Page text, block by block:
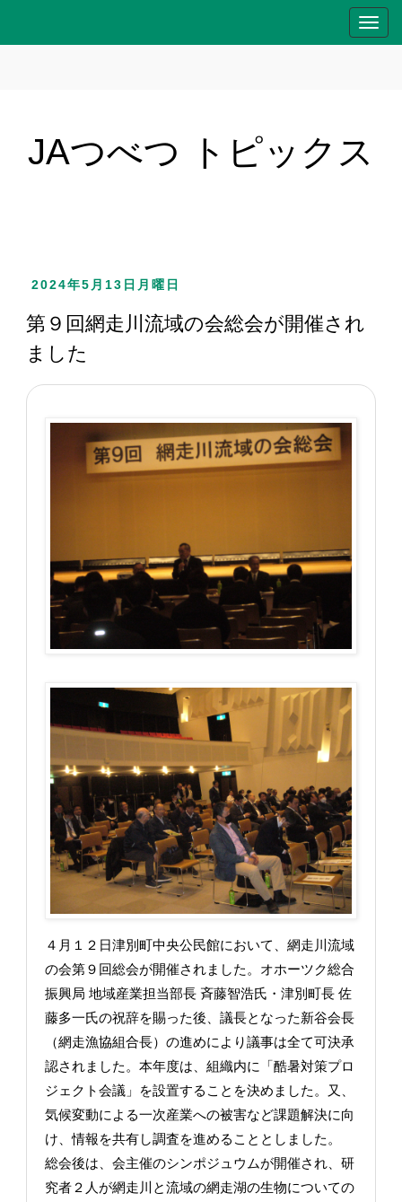
T
o
JAつべつ トピックス
2024年5月13日月曜日
第９回網走川流域の会総会が開催され
ました
４月１２日津別町中央公民館において、網走川流域
の会第９回総会が開催されました。オホーツク総合
振興局 地域産業担当部長 斉藤智浩氏・津別町長 佐
藤多一氏の祝辞を賜った後、議長となった新谷会長
（網走漁協組合長）の進めにより議事は全て可決承
認されました。本年度は、組織内に「酷暑対策プロ
ジェクト会議」を設置することを決めました。又、
気候変動による一次産業への被害など課題解決に向
け、情報を共有し調査を進めることとしました。
総会後は、会主催のシンポジュウムが開催され、研
究者２人が網走川と流域の網走湖の生物についての